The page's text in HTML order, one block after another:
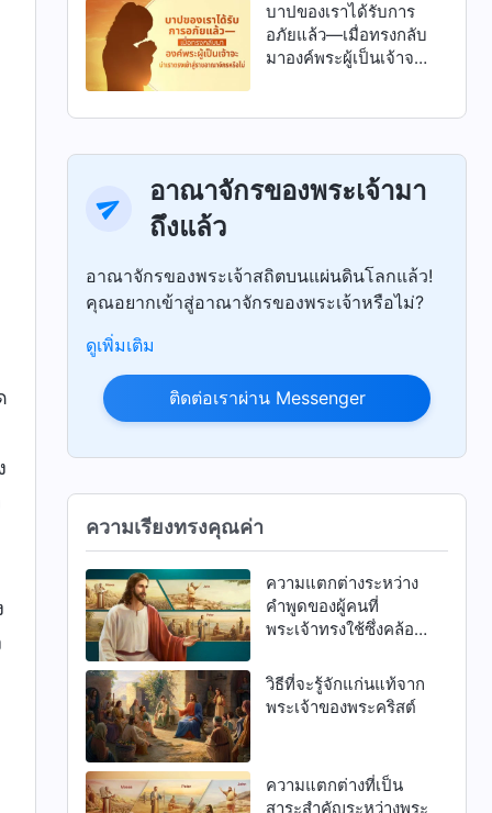
บาปของเราได้รับการ
อภัยแล้ว—เมื่อทรงกลับ
มาองค์พระผู้เป็นเจ้าจะ
อาณาจักรของพระเจ้ามา
ถึงแล้ว
อาณาจักรของพระเจ้าสถิตบนแผ่นดินโลกแล้ว!
คุณอยากเข้าสู่อาณาจักรของพระเจ้าหรือไม่?
ดูเพิ่มเติม
ติดต่อเราผ่าน Messenger
ความเรียงทรงคุณค่า
ความแตกต่างระหว่าง
คำพูดของผู้คนที่
พระเจ้าทรงใช้ซึ่งคล้อย
วจนะของพระเจ้า
พระองค์เอง
วิธีที่จะรู้จักแก่นแท้จาก
พระเจ้าของพระคริสต์
ความแตกต่างที่เป็น
สาระสำคัญระหว่างพระ